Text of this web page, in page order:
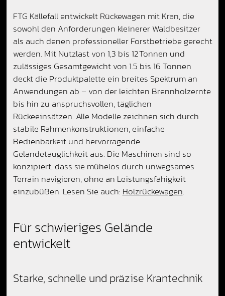
FTG Källefall entwickelt Rückewagen mit Kran, die
sowohl den Anforderungen kleinerer Waldbesitzer
als auch denen professioneller Forstbetriebe gerecht
werden. Mit Nutzlast von 1,3 bis 12 Tonnen und
zulässiges Gesamtgewicht von 1.5 bis 16 Tonnen
deckt die Produktpalette ein breites Spektrum an
Anwendungen ab – von der leichten Brennholzernte
bis hin zu anspruchsvollen, täglichen
Rückeeinsätzen. Alle Modelle zeichnen sich durch
stabile Rahmenkonstruktionen, einfache
Bedienbarkeit und hervorragende
Geländetauglichkeit aus. Die Maschinen sind so
konzipiert, dass sie mühelos durch unwegsames
Terrain navigieren, ohne an Leistungsfähigkeit
einzubüßen. Lesen Sie auch:Holzrückewagen.
Für schwieriges Gelände
entwickelt
Starke, schnelle und präzise Krantechnik